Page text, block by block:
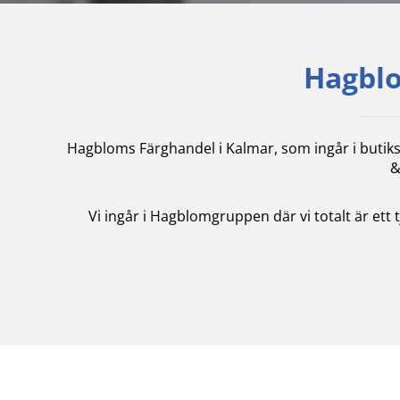
Hagbloms Färghandel i Kalmar, som ingår i
Vi ingår i Hagblomgruppen där vi totalt är